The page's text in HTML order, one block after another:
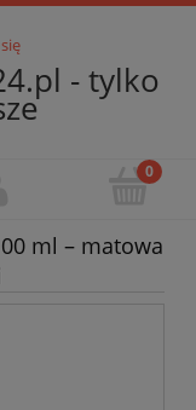
- tylko
ml – matowa